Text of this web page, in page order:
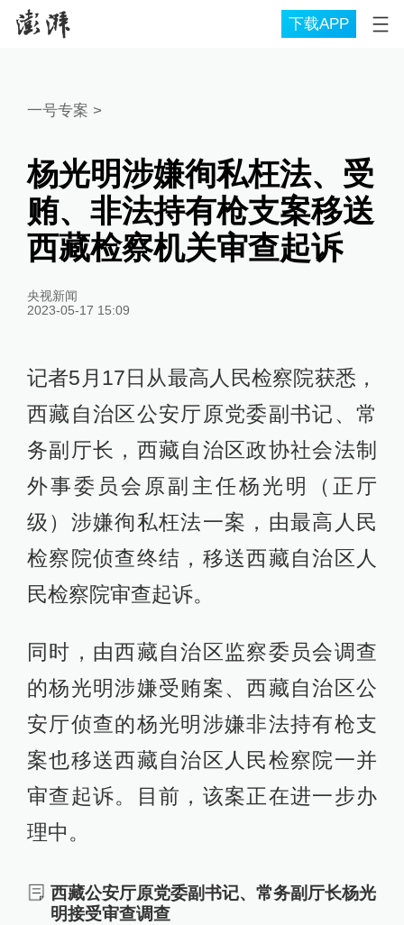
下载APP
一号专案 >
杨光明涉嫌徇私枉法、受
贿、非法持有枪支案移送
西藏检察机关审查起诉
央视新闻
2023-05-17 15:09
记者5月17日从最高人民检察院获悉，
西藏自治区公安厅原党委副书记、常
务副厅长，西藏自治区政协社会法制
外事委员会原副主任杨光明（正厅
级）涉嫌徇私枉法一案，由最高人民
检察院侦查终结，移送西藏自治区人
民检察院审查起诉。
同时，由西藏自治区监察委员会调查
的杨光明涉嫌受贿案、西藏自治区公
安厅侦查的杨光明涉嫌非法持有枪支
案也移送西藏自治区人民检察院一并
审查起诉。目前，该案正在进一步办
理中。
西藏公安厅原党委副书记、常务副厅长杨光
明接受审查调查